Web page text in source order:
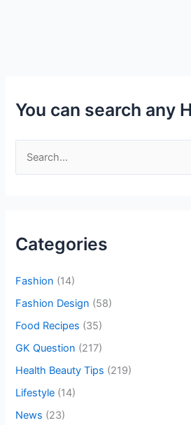
You can search any
h
:
Categories
Fashion (14)
Fashion Design (58)
Food Recipes (35)
GK Question (217)
Health Beauty Tips (219)
Lifestyle (14)
News (23)